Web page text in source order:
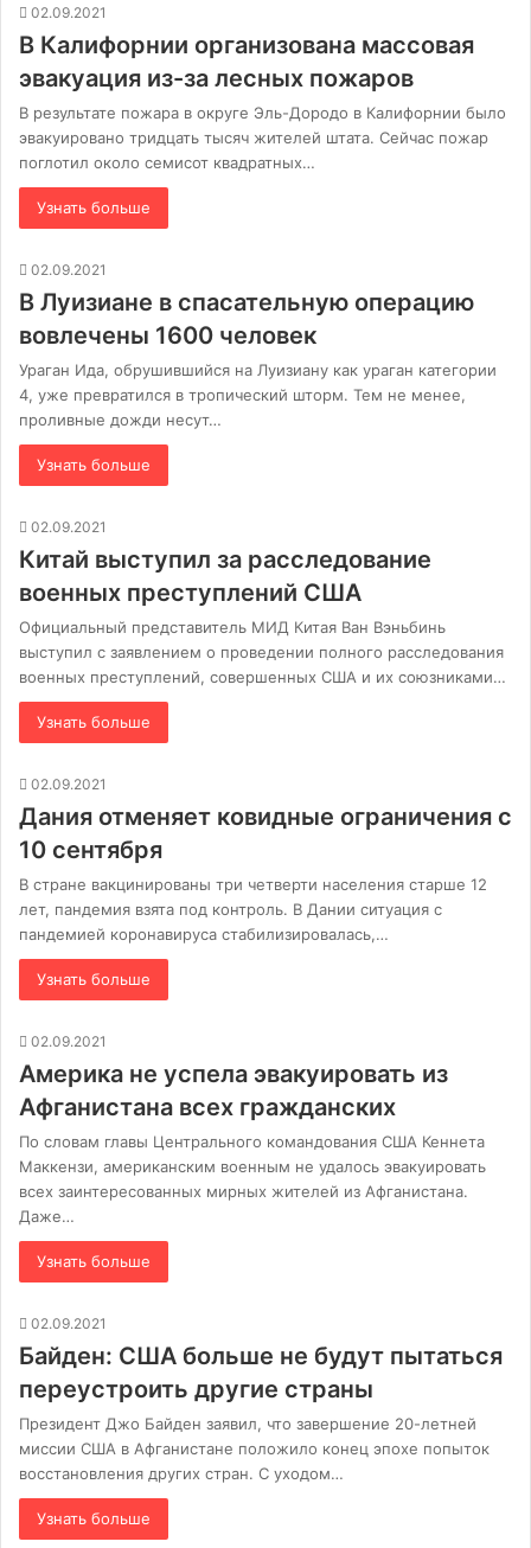
02.09.2021
В Калифорнии организована массовая
эвакуация из-за лесных пожаров
В результате пожара в округе Эль-Дородо в Калифорнии было
эвакуировано тридцать тысяч жителей штата. Сейчас пожар
поглотил около семисот квадратных…
Узнать больше
02.09.2021
В Луизиане в спасательную операцию
вовлечены 1600 человек
Ураган Ида, обрушившийся на Луизиану как ураган категории
4, уже превратился в тропический шторм. Тем не менее,
проливные дожди несут…
Узнать больше
02.09.2021
Китай выступил за расследование
военных преступлений США
Официальный представитель МИД Китая Ван Вэньбинь
выступил с заявлением о проведении полного расследования
военных преступлений, совершенных США и их союзниками…
Узнать больше
02.09.2021
Дания отменяет ковидные ограничения с
10 сентября
В стране вакцинированы три четверти населения старше 12
лет, пандемия взята под контроль. В Дании ситуация с
пандемией коронавируса стабилизировалась,…
Узнать больше
02.09.2021
Америка не успела эвакуировать из
Афганистана всех гражданских
По словам главы Центрального командования США Кеннета
Маккензи, американским военным не удалось эвакуировать
всех заинтересованных мирных жителей из Афганистана.
Даже…
Узнать больше
02.09.2021
Байден: США больше не будут пытаться
переустроить другие страны
Президент Джо Байден заявил, что завершение 20-летней
миссии США в Афганистане положило конец эпохе попыток
восстановления других стран. С уходом…
Узнать больше